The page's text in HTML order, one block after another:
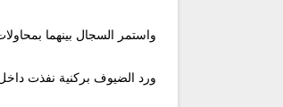
واستمر السجال بينهما
ورد الضيوف بركنية نفذت